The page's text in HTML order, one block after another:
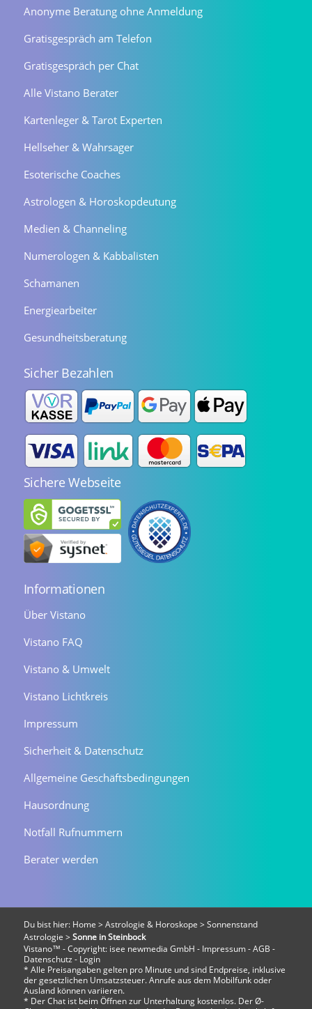
Anonyme Beratung ohne Anmeldung
Gratisgespräch am Telefon
Gratisgespräch per Chat
Alle Vistano Berater
Kartenleger & Tarot Experten
Hellseher & Wahrsager
Esoterische Coaches
Astrologen & Horoskopdeutung
Medien & Channeling
Numerologen & Kabbalisten
Schamanen
Energiearbeiter
Gesundheitsberatung
Sicher Bezahlen
Sichere Webseite
Informationen
Über Vistano
Vistano FAQ
Vistano & Umwelt
Vistano Lichtkreis
Impressum
Sicherheit & Datenschutz
Allgemeine Geschäftsbedingungen
Hausordnung
Notfall Rufnummern
Berater werden
Du bist hier: Home > Astrologie & Horoskope > Sonnenstand
Astrologie > Sonne in Steinbock
Vistano™ - Copyright: isee newmedia GmbH - Impressum-AGB -
Datenschutz - Login
* Alle Preisangaben gelten pro Minute und sind Endpreise, inklusive
der gesetzlichen Umsatzsteuer. Anrufe aus dem Mobilfunk oder
Ausland können variieren.
* Der Chat ist beim Öffnen zur Unterhaltung kostenlos. Der Ø-